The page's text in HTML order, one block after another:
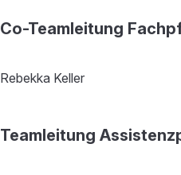
Co-Teamleitung
Rebekka Keller
Teamleitung